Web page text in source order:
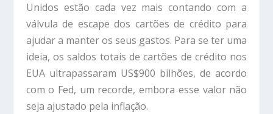
Unidos estão cada vez mais contando com a
válvula de escape dos cartões de crédito para
ajudar a manter os seus gastos. Para se ter uma
ideia, os saldos totais de cartões de crédito nos
EUA ultrapassaram US$900 bilhões, de acordo
com o Fed, um recorde, embora esse valor não
seja ajustado pela inflação.